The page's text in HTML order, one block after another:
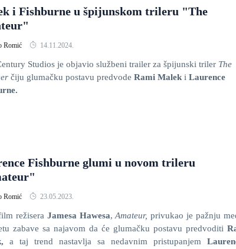
i Fishburne u špijunskom trileru "The
Romić 14.11.2024.
Studios je objavio službeni trailer za špijunski triler The
čiju glumačku postavu predvode Rami Malek i Laurence
Fishburne glumi u novom trileru
Romić 23.05.2023.
režisera Jamesa Hawesa,Amateur, privukao je pažnju
zabave sa najavom da će glumačku postavu predvoditi
a taj trend nastavlja sa nedavnim pristupanjem